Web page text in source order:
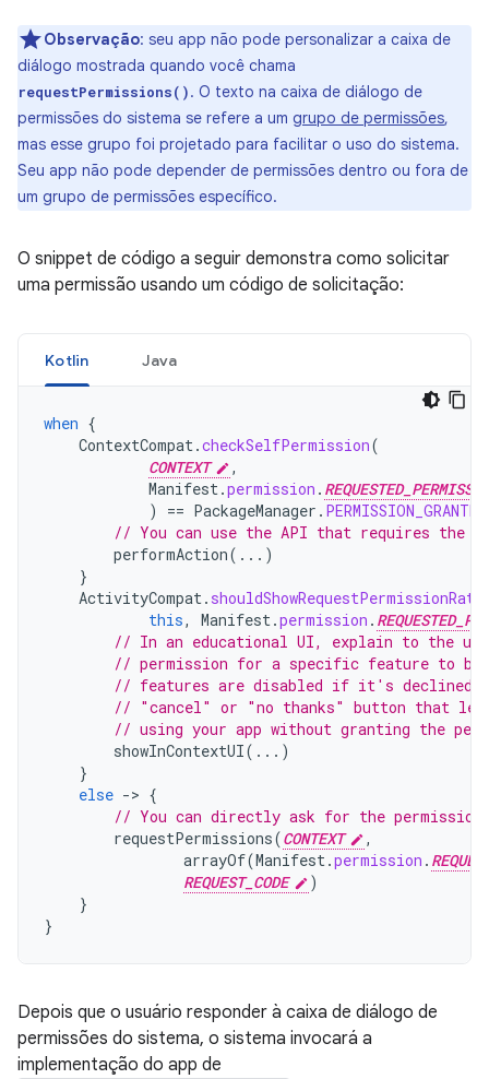
Observação: seu app não pode personalizar a caixa de
diálogo mostrada quando você chama
requestPermissions(). O texto na caixa de diálogo de
permissões do sistema se refere a um grupo de permissões,
mas esse grupo foi projetado para facilitar o uso do sistema.
Seu app não pode depender de permissões dentro ou fora de
um grupo de permissões específico.
O snippet de código a seguir demonstra como solicitar
uma permissão usando um código de solicitação:
Kotlin Java
when {
ContextCompat.checkSelfPermission(
CONTEXT
,
Manifest.permission .
)
== PackageManager . PERMISSION_GRANTED
// You can use the API that requires the
performAction(...)
}
ActivityCompat.
this, Manifest.permission .
// In an educational UI, explain to the
// permission for a specific feature to
// features are disabled if it's
// "cancel" or "no thanks" button that
// using your app without granting the
showInContextUI(...)
}
else -> {
// You can directly ask for the
requestPermissions(CONTEXT
,
arrayOf(Manifest.permission .
REQUEST_CODE
)
}
}
Depois que o usuário responder à caixa de diálogo de
permissões do sistema, o sistema invocará a
implementação do app de